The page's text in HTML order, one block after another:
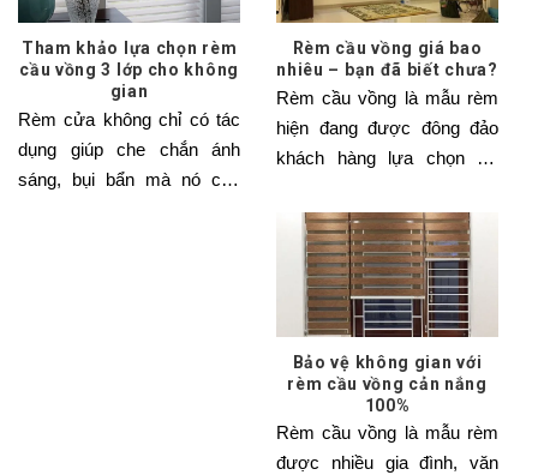
Tham khảo lựa chọn rèm
cầu vồng 3 lớp cho không
gian
Rèm cửa không chỉ có tác
dụng giúp che chắn ánh
sáng, bụi bẩn mà nó còn
Rèm cầu vồng giá bao
nhiêu – bạn đã biết chưa?
Rèm cầu vồng là mẫu rèm
hiện đang được đông đảo
khách hàng lựa chọn sử
Bảo vệ không gian với
rèm cầu vồng cản nắng
100%
Rèm cầu vồng là mẫu rèm
được nhiều gia đình, văn